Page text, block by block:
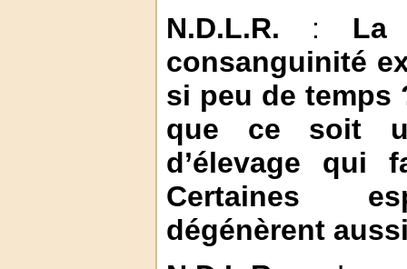
N.D.L.R. : La
consanguinité
si peu de temps
que ce soit
d’élevage qui
Certaines
dégénèrent